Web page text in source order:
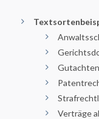
Gutachten
Verträge